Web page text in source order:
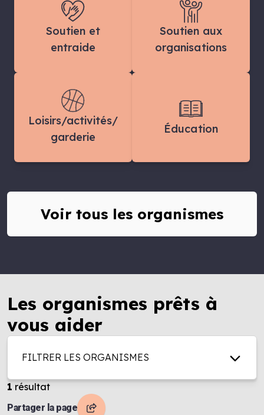
Soutien et
entraide
Soutien aux
organisations
Loisirs/activités/
garderie
Éducation
Voir tous les organismes
Les organismes prêts à
vous aider
FILTRER LES ORGANISMES
1 résultat
Partager la page